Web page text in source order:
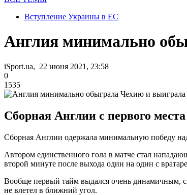
Вступление Украины в ЕС
Англия минимально
iSport.ua, 22 июня 2021, 23:58
0
1535
Сборная Англии с первого
Сборная Англии одержала минимальную победу
Автором единственного гола в матче стал
второй минуте после выхода один на один с
Вообще первый тайм выдался очень динамичным,
не влетел в ближний угол.